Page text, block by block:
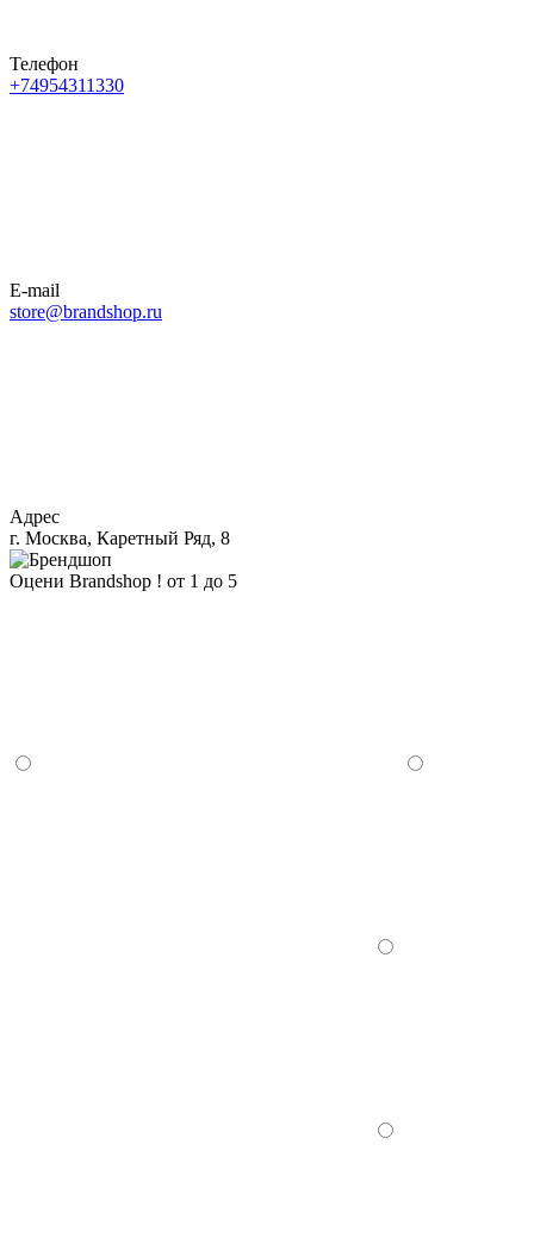
Телефон
+74954311330
E-mail
store@brandshop.ru
Адрес
г. Москва, Каретный Ряд, 8
Оцени Brandshop ! от 1 до 5